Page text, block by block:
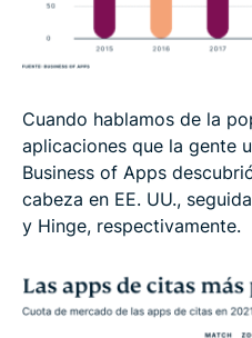
Cuando hablamos de la
aplicaciones que la gente
Business of Apps
cabeza en EE. UU.,
y Hinge, respectivamente.